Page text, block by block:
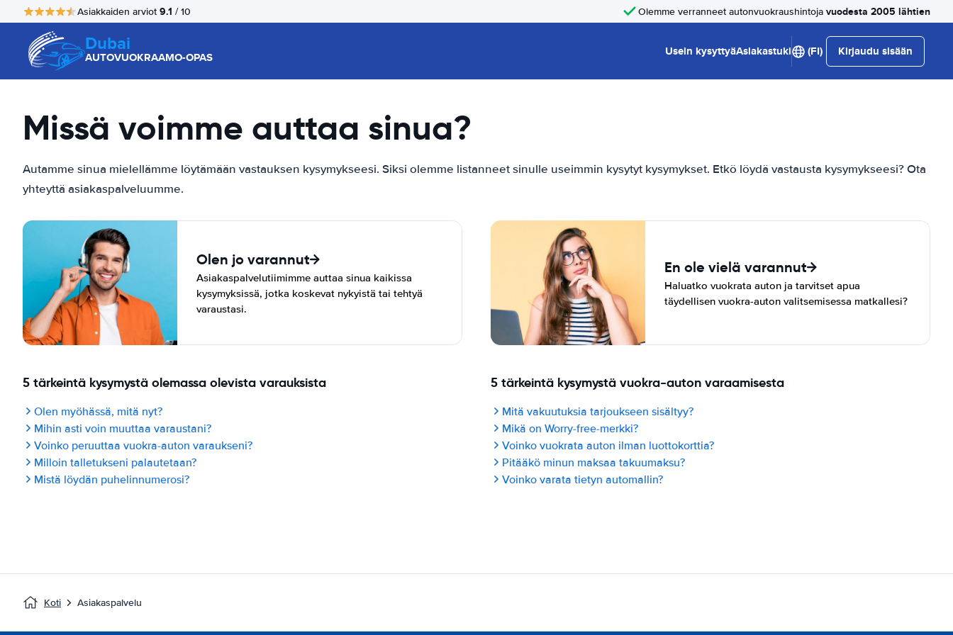
Asiakkaiden arviot 9.1 / 10 Olemme verranneet autonvuokraushintoja vuodesta 2005 lähtien
Dubai
AUTOVUOKRAAMO-OPAS Usein kysyttyäAsiakastuki (FI) Kirjaudu sisään
Missä voimme auttaa sinua?
Autamme sinua mielellämme löytämään vastauksen kysymykseesi. Siksi olemme listanneet sinulle useimmin kysytyt kysymykset. Etkö löydä vastausta kysymykseesi? Ota
yhteyttä asiakaspalveluumme.
Olen jo varannut
Asiakaspalvelutiimimme auttaa sinua kaikissa
kysymyksissä, jotka koskevat nykyistä tai tehtyä
varaustasi.
En ole vielä varannut
Haluatko vuokrata auton ja tarvitset apua
täydellisen vuokra-auton valitsemisessa matkallesi?
5 tärkeintä kysymystä olemassa olevista varauksista
Olen myöhässä, mitä nyt?
Mihin asti voin muuttaa varaustani?
Voinko peruuttaa vuokra-auton varaukseni?
Milloin talletukseni palautetaan?
Mistä löydän puhelinnumerosi?
5 tärkeintä kysymystä vuokra-auton varaamisesta
Mitä vakuutuksia tarjoukseen sisältyy?
Mikä on Worry-free-merkki?
Voinko vuokrata auton ilman luottokorttia?
Pitääkö minun maksaa takuumaksu?
Voinko varata tietyn automallin?
Koti Asiakaspalvelu